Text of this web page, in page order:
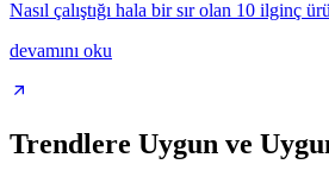
Nasıl çalıştığı hala bir sır olan 10 ilginç
devamını oku
Trendlere Uygun ve